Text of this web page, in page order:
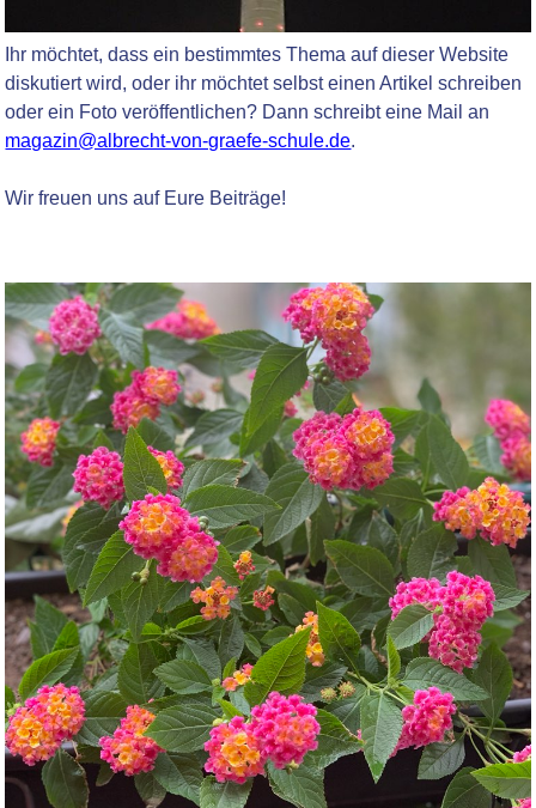
Ihr möchtet, dass ein bestimmtes Thema auf dieser Website
diskutiert wird, oder ihr möchtet selbst einen Artikel schreiben
oder ein Foto veröffentlichen? Dann schreibt eine Mail an
magazin@albrecht-von-graefe-schule.de.
Wir freuen uns auf Eure Beiträge!